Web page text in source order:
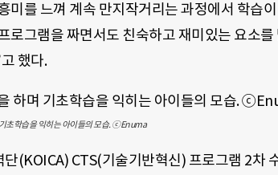
미를 느껴 계속 만지작거리는 과정에서 학습
로그램을 짜면서도 친숙하고 재미있는 요소
했다.
초학습을 익히는 아이들의 모습. ⓒEnuma
(KOICA) CTS(기술기반혁신) 프로그램 2차